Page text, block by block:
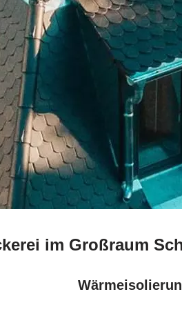
im Großraum